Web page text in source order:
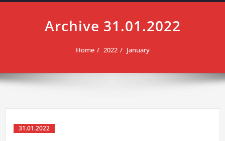
Archive 31.01.2022
Home 2022 January
31.01.2022